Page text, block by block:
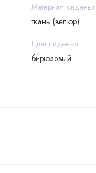
Материал сиденья
ткань (велюр)
Цвет сиденья
бирюзовый